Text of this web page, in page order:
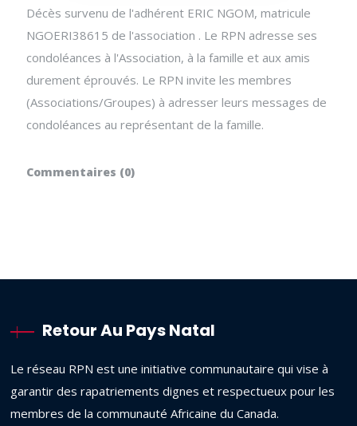
Décès survenu de l'adhérent ERIC NGOM, matricule
NGOERI38615 de l'association . Le RPN adresse ses
condoléances à l'Association, à la famille et aux amis
durement éprouvés. Le RPN invite les membres
(Associations/Groupes) à adresser leurs messages de
condoléances au représentant de la famille.
Commentaires (0)
Retour Au Pays Natal
Le réseau RPN est une initiative communautaire qui vise à
garantir des rapatriements dignes et respectueux pour les
membres de la communauté Africaine du Canada.